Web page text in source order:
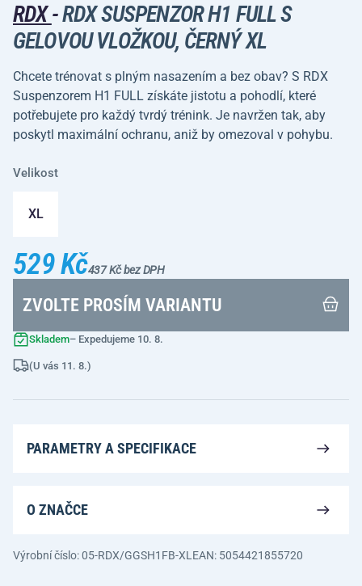
RDX-RDX SUSPENZOR H1 FULL S
GELOVOU VLOŽKOU, ČERNÝ XL
Chcete trénovat s plným nasazením a bez obav? S RDX
Suspenzorem H1 FULL získáte jistotu a pohodlí, které
potřebujete pro každý tvrdý trénink. Je navržen tak, aby
poskytl maximální ochranu, aniž by omezoval v pohybu.
Velikost
XL
529 Kč437 Kč bez DPH
ZVOLTE PROSÍM VARIANTU
Skladem– Expedujeme 10. 8.
(U vás 11. 8.)
PARAMETRY A SPECIFIKACE
O ZNAČCE
Výrobní číslo: 05-RDX/GGSH1FB-XL EAN: 5054421855720